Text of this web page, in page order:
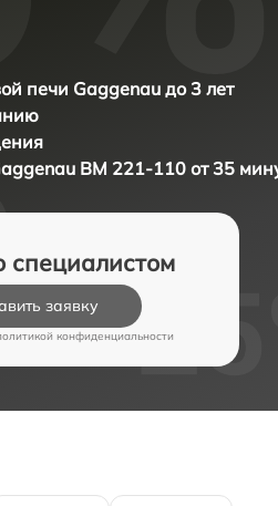
печи Gaggenau до 3 лет
BM 221-110 от 35
специалистом
заявку
конфиденциальности